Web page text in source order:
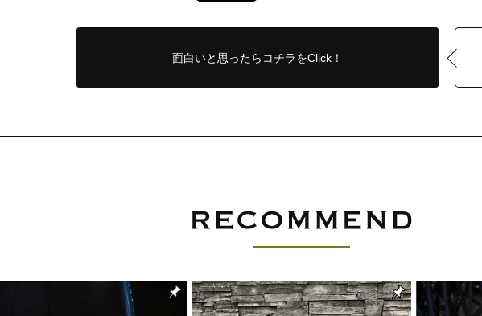
面白いと思ったら コチラをClick！